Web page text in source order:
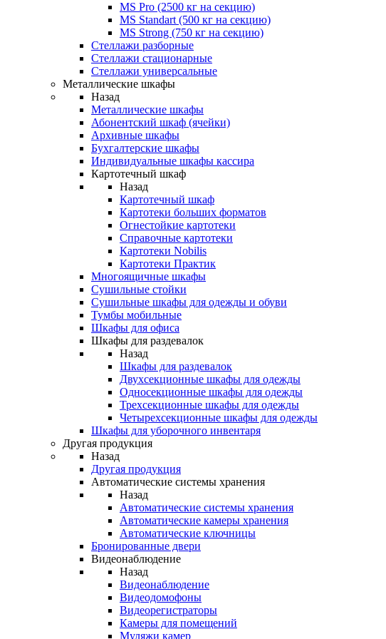
MS Pro (2500 кг на секцию)
MS Standart (500 кг на секцию)
MS Strong (750 кг на секцию)
Стеллажи разборные
Стеллажи стационарные
Стеллажи универсальные
Металлические шкафы
Назад
Металлические шкафы
Абонентский шкаф (ячейки)
Архивные шкафы
Бухгалтерские шкафы
Индивидуальные шкафы кассира
Картотечный шкаф
Назад
Картотечный шкаф
Картотеки больших форматов
Огнестойкие картотеки
Справочные картотеки
Картотеки Nobilis
Картотеки Практик
Многоящичные шкафы
Сушильные стойки
Сушильные шкафы для одежды и обуви
Тумбы мобильные
Шкафы для офиса
Шкафы для раздевалок
Назад
Шкафы для раздевалок
Двухсекционные шкафы для одежды
Односекционные шкафы для одежды
Трехсекционные шкафы для одежды
Четырехсекционные шкафы для одежды
Шкафы для уборочного инвентаря
Другая продукция
Назад
Другая продукция
Автоматические системы хранения
Назад
Автоматические системы хранения
Автоматические камеры хранения
Автоматические ключницы
Бронированные двери
Видеонаблюдение
Назад
Видеонаблюдение
Видеодомофоны
Видеорегистраторы
Камеры для помещений
Муляжи камер